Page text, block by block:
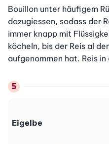
Bouillon unter häufigem
dazugiessen, sodass der
immer knapp mit
köcheln, bis der Reis al
aufgenommen hat. Reis
Eigelbe